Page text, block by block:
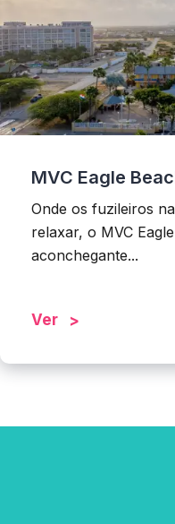
MVC Eagle
Onde os fuzileiros
relaxar, o MVC
aconchegante...
Ver